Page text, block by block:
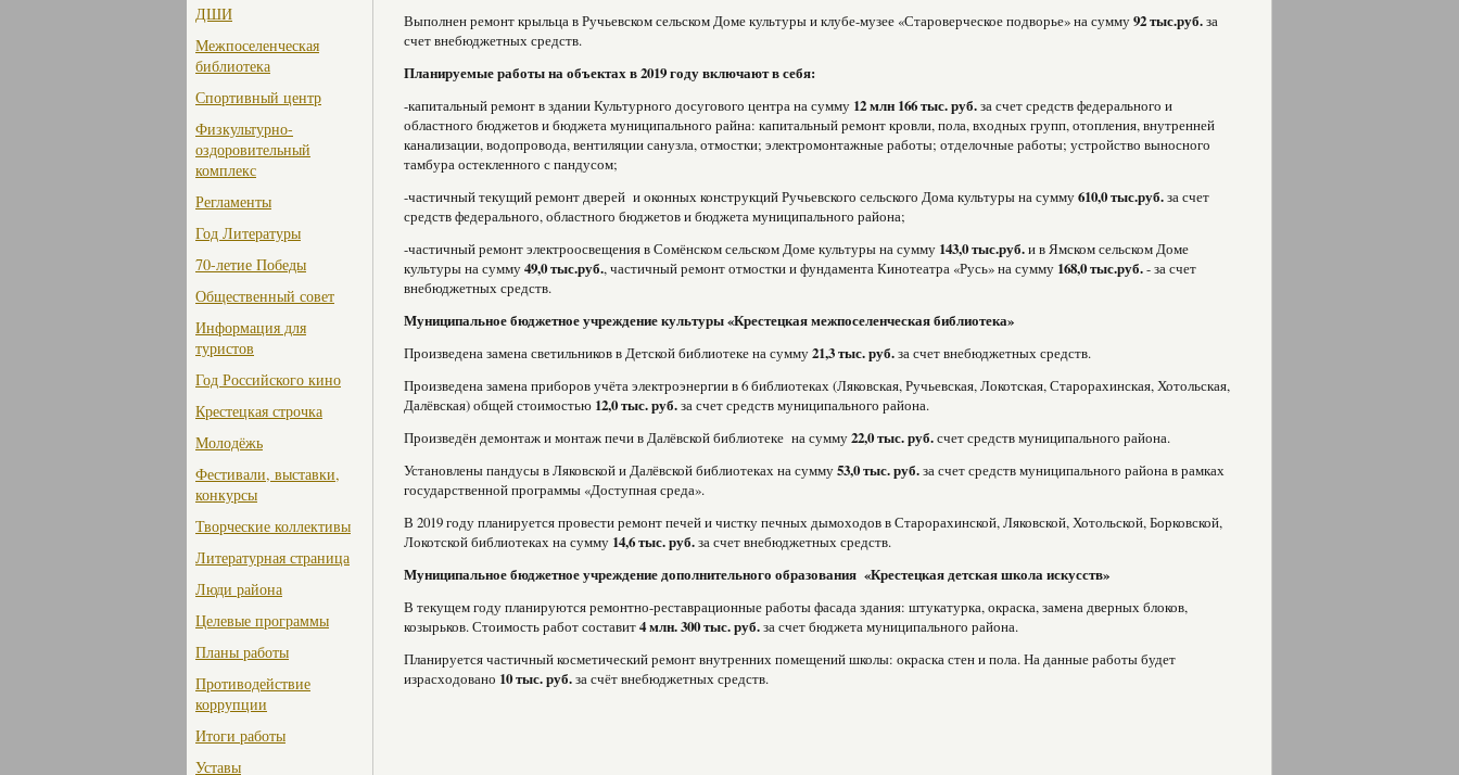
ДШИ
Межпоселенческая
библиотека
Спортивный центр
Физкультурно-
оздоровительный
комплекс
Регламенты
Год Литературы
70-летие Победы
Общественный совет
Информация для
туристов
Год Российского кино
Крестецкая строчка
Молодёжь
Фестивали, выставки,
конкурсы
Творческие коллективы
Литературная страница
Люди района
Целевые программы
Планы работы
Противодействие
коррупции
Итоги работы
Уставы
Выполнен ремонт крыльца в Ручьевском сельском Доме культуры и клубе-музее «Староверческое подворье» на сумму92 тыс.руб.за
счет внебюджетных средств.
Планируемые работы на объектах в 2019 году включают в себя:
-капитальный ремонт в здании Культурного досугового центра на сумму 12 млн 166 тыс. руб.за счет средств федерального и
областного бюджетов и бюджета муниципального райна: капитальный ремонт кровли, пола, входных групп, отопления, внутренней
канализации, водопровода, вентиляции санузла, отмостки; электромонтажные работы; отделочные работы; устройство выносного
тамбура остекленного с пандусом;
-частичный текущий ремонт дверей и оконных конструкций Ручьевского сельского Дома культуры на сумму610,0 тыс.руб.за счет
средств федерального, областного бюджетов и бюджета муниципального района;
-частичный ремонт электроосвещения в Сомёнском сельском Доме культуры на сумму 143,0 тыс.руб.и в Ямском сельском Доме
культуры на сумму49,0 тыс.руб., частичный ремонт отмостки и фундамента Кинотеатра «Русь» на сумму 168,0 тыс.руб.- за счет
внебюджетных средств.
Муниципальное бюджетное учреждение культуры «Крестецкая межпоселенческая библиотека»
Произведена замена светильников в Детской библиотеке на сумму21,3 тыс. руб.за счет внебюджетных средств.
Произведена замена приборов учёта электроэнергии в 6 библиотеках (Ляковская, Ручьевская, Локотская, Старорахинская, Хотольская,
Далёвская) общей стоимостью 12,0 тыс. руб.за счет средств муниципального района.
Произведён демонтаж и монтаж печи в Далёвской библиотеке на сумму22,0 тыс. руб.счет средств муниципального района.
Установлены пандусы в Ляковской и Далёвской библиотеках на сумму53,0 тыс. руб.за счет средств муниципального района в рамках
государственной программы «Доступная среда».
В 2019 году планируется провести ремонт печей и чистку печных дымоходов в Старорахинской, Ляковской, Хотольской, Борковской,
Локотской библиотеках на сумму 14,6 тыс. руб.за счет внебюджетных средств.
Муниципальное бюджетное учреждение дополнительного образования «Крестецкая детская школа искусств»
В текущем году планируются ремонтно-реставрационные работы фасада здания: штукатурка, окраска, замена дверных блоков,
козырьков. Стоимость работ составит4 млн. 300 тыс. руб.за счет бюджета муниципального района.
Планируется частичный косметический ремонт внутренних помещений школы: окраска стен и пола. На данные работы будет
израсходовано 10 тыс. руб.за счёт внебюджетных средств.